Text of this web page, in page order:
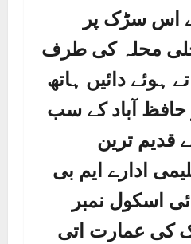
اس سڑک پر
محلہ کی طرف
ہوئے دائیں ہاتھ
حافظ آباد کے سب
قدیم ترین
ادارے ایم بی
اسکول نمبر
کی عمارت اتی